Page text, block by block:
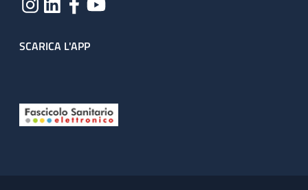
SCARICA L'APP